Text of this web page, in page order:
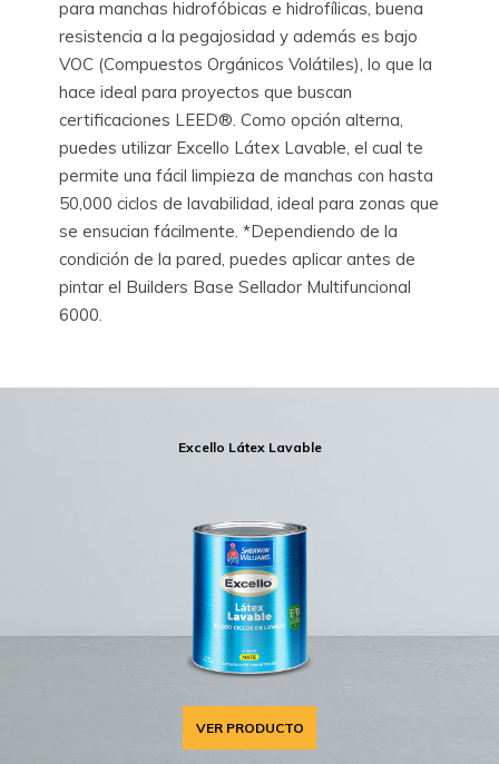
para manchas hidrofóbicas e hidrofílicas, buena
resistencia a la pegajosidad y además es bajo
VOC (Compuestos Orgánicos Volátiles), lo que la
hace ideal para proyectos que buscan
certificaciones LEED®. Como opción alterna,
puedes utilizar Excello Látex Lavable, el cual te
permite una fácil limpieza de manchas con hasta
50,000 ciclos de lavabilidad, ideal para zonas que
se ensucian fácilmente. *Dependiendo de la
condición de la pared, puedes aplicar antes de
pintar el Builders Base Sellador Multifuncional
6000.
Excello Látex Lavable
VER PRODUCTO